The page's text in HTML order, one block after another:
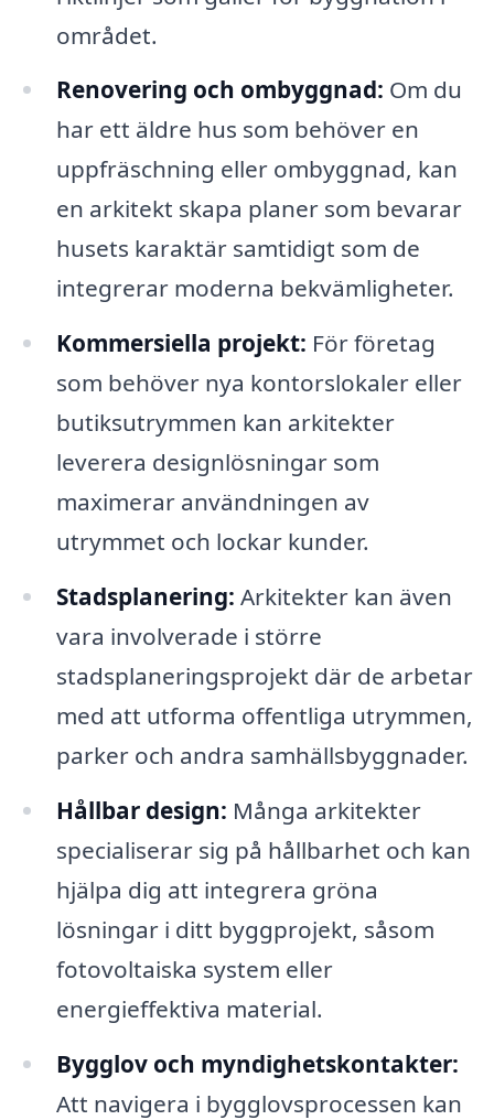
området.
Renovering och ombyggnad: Om du
har ett äldre hus som behöver en
uppfräschning eller ombyggnad, kan
en arkitekt skapa planer som bevarar
husets karaktär samtidigt som de
integrerar moderna bekvämligheter.
Kommersiella projekt: För företag
som behöver nya kontorslokaler eller
butiksutrymmen kan arkitekter
leverera designlösningar som
maximerar användningen av
utrymmet och lockar kunder.
Stadsplanering: Arkitekter kan även
vara involverade i större
stadsplaneringsprojekt där de arbetar
med att utforma offentliga utrymmen,
parker och andra samhällsbyggnader.
Hållbar design: Många arkitekter
specialiserar sig på hållbarhet och kan
hjälpa dig att integrera gröna
lösningar i ditt byggprojekt, såsom
fotovoltaiska system eller
energieffektiva material.
Bygglov och myndighetskontakter:
Att navigera i bygglovsprocessen kan